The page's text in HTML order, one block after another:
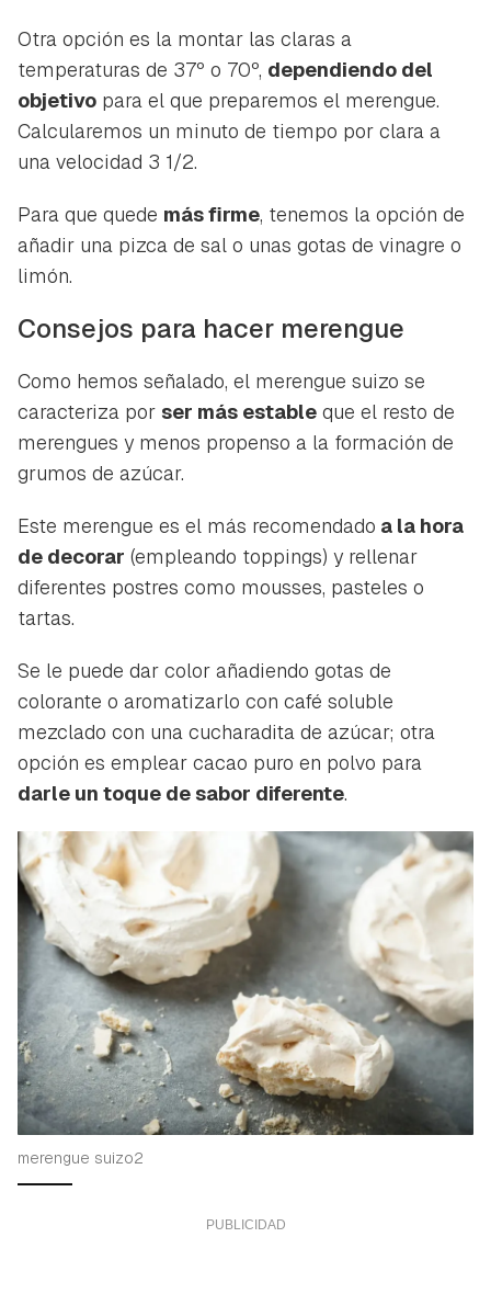
Otra opción es la montar las claras a
temperaturas de 37º o 70º, dependiendo del
objetivo para el que preparemos el merengue.
Calcularemos un minuto de tiempo por clara a
una velocidad 3 1/2.
Para que quede más firme, tenemos la opción de
añadir una pizca de sal o unas gotas de vinagre o
limón.
Consejos para hacer merengue
Como hemos señalado, el merengue suizo se
caracteriza por ser más estable que el resto de
merengues y menos propenso a la formación de
grumos de azúcar.
Este merengue es el más recomendado a la hora
de decorar (empleando toppings) y rellenar
diferentes postres como mousses, pasteles o
tartas.
Se le puede dar color añadiendo gotas de
colorante o aromatizarlo con café soluble
mezclado con una cucharadita de azúcar; otra
opción es emplear cacao puro en polvo para
darle un toque de sabor diferente.
merengue suizo2